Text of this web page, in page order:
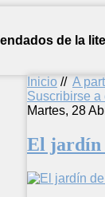
de la
Inicio // A
Suscribirse a
Martes, 28
El jardín